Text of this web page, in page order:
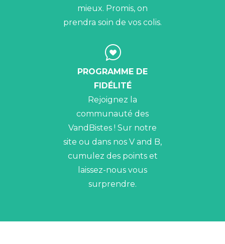
mieux. Promis, on
prendra soin de vos colis.
PROGRAMME DE
FIDÉLITÉ
Rejoignez la
communauté des
VandBistes ! Sur notre
site ou dans nos V and B,
cumulez des points et
laissez-nous vous
surprendre.